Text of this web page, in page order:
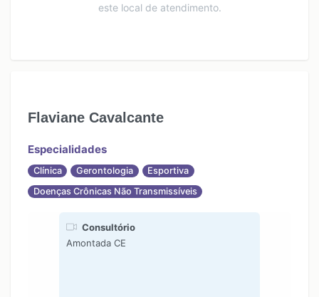
este local de atendimento.
Flaviane Cavalcante
Especialidades
Clínica Gerontologia
Esportiva
Doenças Crônicas Não Transmissíveis
Consultório
Amontada CE